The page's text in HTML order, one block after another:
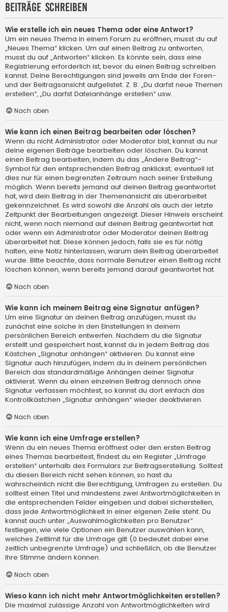
Beiträge schreiben
Wie erstelle ich ein neues Thema oder eine Antwort?
Um ein neues Thema in einem Forum zu eröffnen, musst du auf
„Neues Thema“ klicken. Um auf einen Beitrag zu antworten,
musst du auf „Antworten“ klicken. Es könnte sein, dass eine
Registrierung erforderlich ist, bevor du einen Beitrag schreiben
kannst. Deine Berechtigungen sind jeweils am Ende der Foren-
und der Beitragsansicht aufgelistet. Z. B. „Du darfst neue Themen
erstellen“, „Du darfst Dateianhänge erstellen“ usw.
Nach oben
Wie kann ich einen Beitrag bearbeiten oder löschen?
Wenn du nicht Administrator oder Moderator bist, kannst du nur
deine eigenen Beiträge bearbeiten oder löschen. Du kannst
einen Beitrag bearbeiten, indem du das „Ändere Beitrag“-
Symbol für den entsprechenden Beitrag anklickst; eventuell ist
dies nur für einen begrenzten Zeitraum nach seiner Erstellung
möglich. Wenn bereits jemand auf deinen Beitrag geantwortet
hat, wird dein Beitrag in der Themenansicht als überarbeitet
gekennzeichnet. Es wird sowohl die Anzahl als auch der letzte
Zeitpunkt der Bearbeitungen angezeigt. Dieser Hinweis erscheint
nicht, wenn noch niemand auf deinen Beitrag geantwortet hat
oder wenn ein Administrator oder Moderator deinen Beitrag
überarbeitet hat. Diese können jedoch, falls sie es für nötig
halten, eine Notiz hinterlassen, warum dein Beitrag überarbeitet
wurde. Bitte beachte, dass normale Benutzer einen Beitrag nicht
löschen können, wenn bereits jemand darauf geantwortet hat.
Nach oben
Wie kann ich meinem Beitrag eine Signatur anfügen?
Um eine Signatur an deinen Beitrag anzufügen, musst du
zunächst eine solche in den Einstellungen in deinem
persönlichen Bereich entwerfen. Nachdem du die Signatur
erstellt und gespeichert hast, kannst du in jedem Beitrag das
Kästchen „Signatur anhängen“ aktivieren. Du kannst eine
Signatur auch hinzufügen, indem du in deinem persönlichen
Bereich das standardmäßige Anhängen deiner Signatur
aktivierst. Wenn du einen einzelnen Beitrag dennoch ohne
Signatur verfassen möchtest, so kannst du dort einfach das
Kontrollkästchen „Signatur anhängen“ wieder deaktivieren.
Nach oben
Wie kann ich eine Umfrage erstellen?
Wenn du ein neues Thema eröffnest oder den ersten Beitrag
eines Themas bearbeitest, findest du ein Register „Umfrage
erstellen“ unterhalb des Formulars zur Beitragserstellung. Solltest
du diesen Bereich nicht sehen können, so hast du
wahrscheinlich nicht die Berechtigung, Umfragen zu erstellen. Du
solltest einen Titel und mindestens zwei Antwortmöglichkeiten in
die entsprechenden Felder eingeben und dabei sicherstellen,
dass jede Antwortmöglichkeit in einer eigenen Zeile steht. Du
kannst auch unter „Auswahlmöglichkeiten pro Benutzer“
festlegen, wie viele Optionen ein Benutzer auswählen kann,
welches Zeitlimit für die Umfrage gilt (0 bedeutet dabei eine
zeitlich unbegrenzte Umfrage) und schließlich, ob die Benutzer
ihre Stimme ändern können.
Nach oben
Wieso kann ich nicht mehr Antwortmöglichkeiten erstellen?
Die maximal zulässige Anzahl von Antwortmöglichkeiten wird